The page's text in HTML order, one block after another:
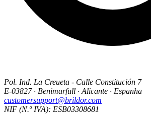
Pol. Ind. La Creueta - Calle Constitución 7
E-03827 · Benimarfull · Alicante · Espanha
customersupport@brildor.com
NIF (N.º IVA): ESB03308681